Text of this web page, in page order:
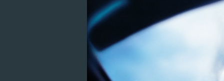
チ・
ネ
イ
ル
和
訳